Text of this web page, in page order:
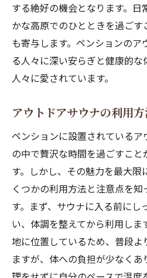
する絶好の機会となります。日
かな高原でのひとときを過ご
も寄与します。ペンションの
る人々に深い安らぎと健康的
人々に愛されています。
アウトドアサウナの利用
ペンションに設置されている
の中で贅沢な時間を過ごすこ
す。しかし、その魅力を最大限
くつかの利用方法と注意点を
す。まず、サウナに入る前にし
い、体調を整えてから利用し
地に位置しているため、普段よ
ますが、体への負担が少なく